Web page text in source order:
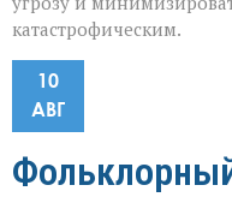
катастрофическим.
10
АВГ